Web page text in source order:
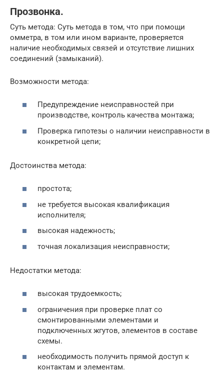
Прозвонка.
Суть метода: Суть метода в том, что при помощи
омметра, в том или ином варианте, проверяется
наличие необходимых связей и отсутствие лишних
соединений (замыканий).
Возможности метода:
Предупреждение неисправностей при
производстве, контроль качества монтажа;
Проверка гипотезы о наличии неисправности в
конкретной цепи;
Достоинства метода:
простота;
не требуется высокая квалификация
исполнителя;
высокая надежность;
точная локализация неисправности;
Недостатки метода:
высокая трудоемкость;
ограничения при проверке плат со
смонтированными элементами и
подключенных жгутов, элементов в составе
схемы.
необходимость получить прямой доступ к
контактам и элементам.